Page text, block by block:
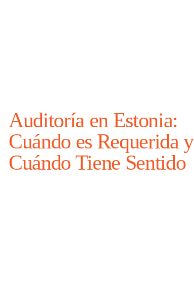
Auditoría en Estonia:
Cuándo es Requerida y
Cuándo Tiene Sentido